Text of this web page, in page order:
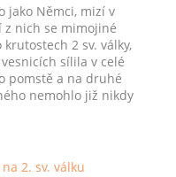
jako Němci, mizí v
nich se mimojiné
2 sv. války,
sílila v celé
pomstě a na druhé
nemohlo již nikdy
2. sv. válku